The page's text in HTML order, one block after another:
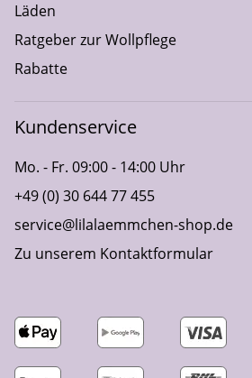
Läden
Ratgeber zur Wollpflege
Rabatte
Kundenservice
Mo. - Fr. 09:00 - 14:00 Uhr
+49 (0) 30 644 77 455
service@lilalaemmchen-shop.de
Zu unserem Kontaktformular